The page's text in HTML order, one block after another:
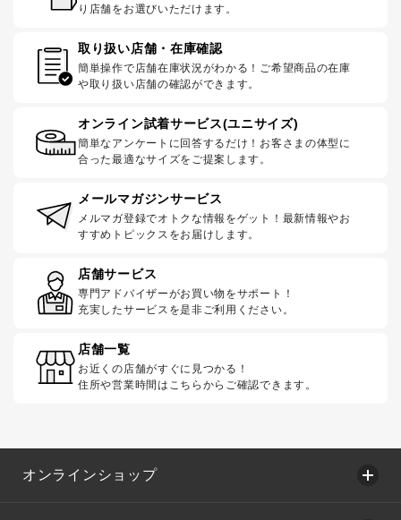
り店舗をお選びいただけます。
取り扱い店舗・在庫確認
簡単操作で店舗在庫状況がわかる！ご希望商品の在庫
や取り扱い店舗の確認ができます。
オンライン試着サービス(ユニサイズ)
簡単なアンケートに回答するだけ！お客さまの体型に
合った最適なサイズをご提案します。
メールマガジンサービス
メルマガ登録でオトクな情報をゲット！最新情報やお
すすめトピックスをお届けします。
店舗サービス
専門アドバイザーがお買い物をサポート！
充実したサービスを是非ご利用ください。
店舗一覧
お近くの店舗がすぐに見つかる！
住所や営業時間はこちらからご確認できます。
オンラインショップ